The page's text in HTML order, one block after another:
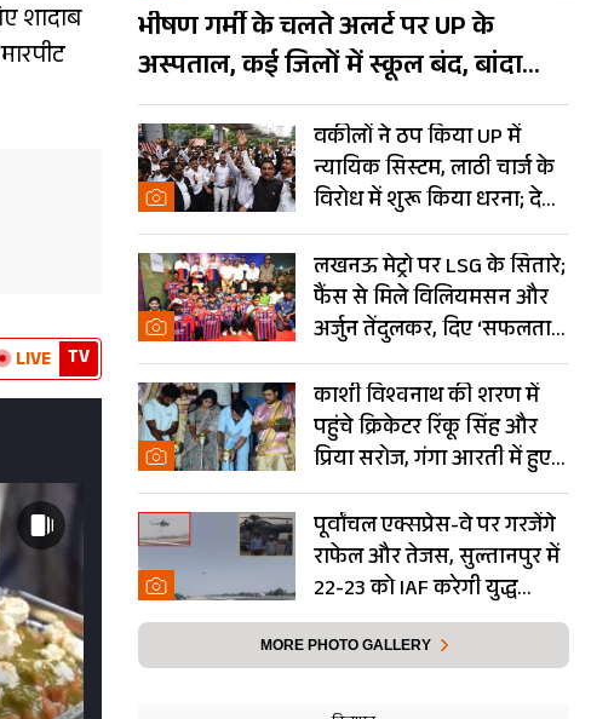
शादाब
LIVE TV
भीषण गर्मी के चलते अलर्ट पर UP के
अस्पताल, कई जिलों में स्कूल बंद, बांदा
दुनिया का तीसरा सबसे गर्म शहर
वकीलों ने ठप किया UP में
न्यायिक सिस्टम, लाठी चार्ज के
विरोध में शुरू किया धरना; देखें
Photos
लखनऊ मेट्रो पर LSG के सितारे;
फैंस से मिले विलियमसन और
अर्जुन तेंदुलकर, दिए ‘सफलता
के मंत्र’- PHOTOS
काशी विश्वनाथ की शरण में
पहुंचे क्रिकेटर रिंकू सिंह और
प्रिया सरोज, गंगा आरती में हुए
शामिल- Photos
पूर्वांचल एक्सप्रेस-वे पर गरजेंगे
राफेल और तेजस, सुल्तानपुर में
22-23 को IAF करेगी युद्ध
अभ्यास
MORE PHOTO GALLERY